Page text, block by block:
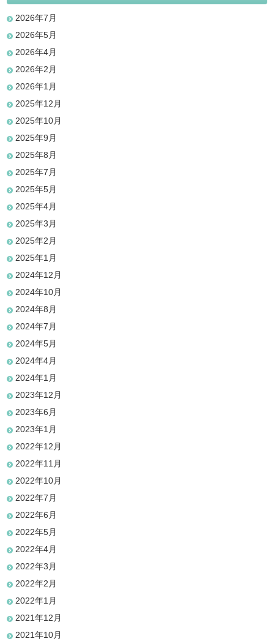
2026年7月
2026年5月
2026年4月
2026年2月
2026年1月
2025年12月
2025年10月
2025年9月
2025年8月
2025年7月
2025年5月
2025年4月
2025年3月
2025年2月
2025年1月
2024年12月
2024年10月
2024年8月
2024年7月
2024年5月
2024年4月
2024年1月
2023年12月
2023年6月
2023年1月
2022年12月
2022年11月
2022年10月
2022年7月
2022年6月
2022年5月
2022年4月
2022年3月
2022年2月
2022年1月
2021年12月
2021年10月